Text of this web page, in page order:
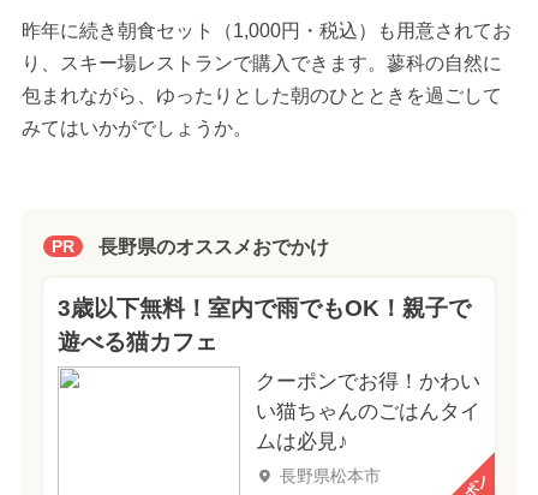
昨年に続き朝食セット（1,000円・税込）も用意されてお
り、スキー場レストランで購入できます。蓼科の自然に
包まれながら、ゆったりとした朝のひとときを過ごして
みてはいかがでしょうか。
PR 長野県のオススメおでかけ
3歳以下無料！室内で雨でもOK！親子で
遊べる猫カフェ
クーポンでお得！かわい
い猫ちゃんのごはんタイ
ムは必見♪
長野県松本市